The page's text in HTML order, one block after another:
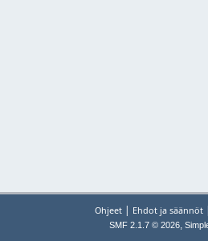
Ohjeet | Ehdot ja säännöt |
SMF 2.1.7 © 2026,